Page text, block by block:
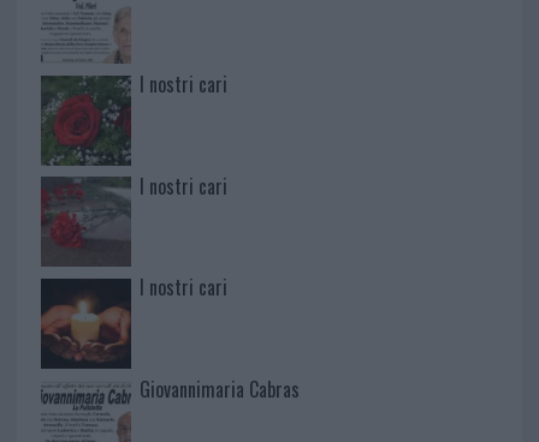
I nostri cari
I nostri cari
I nostri cari
Giovannimaria Cabras